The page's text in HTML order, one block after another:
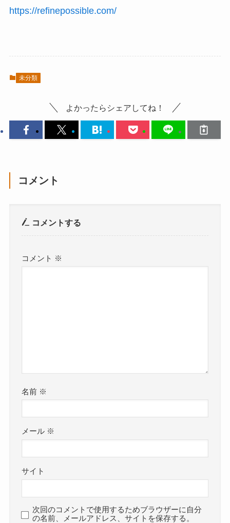
https://refinepossible.com/
未分類
よかったらシェアしてね！
コメント
コメントする
コメント ※
名前 ※
メール ※
サイト
次回のコメントで使用するためブラウザーに自分
の名前、メールアドレス、サイトを保存する。